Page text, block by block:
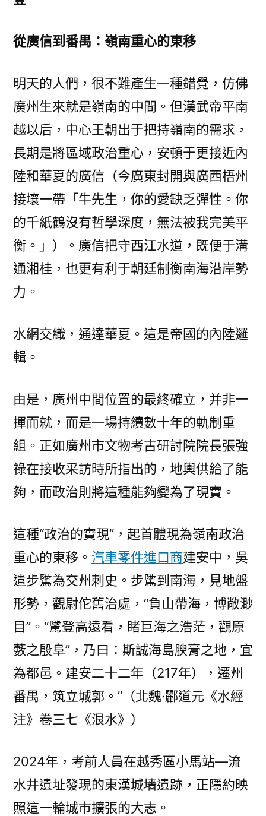
從廣信到番禺：嶺南重心的東移
明天的人們，很不難產生一種錯覺，仿佛
廣州生來就是嶺南的中間。但漢武帝平南
越以后，中心王朝出于把持嶺南的需求，
長期是將區域政治重心，安頓于更接近內
陸和華夏的廣信（今廣東封開與廣西梧州
接壤一帶「牛先生，你的愛缺乏彈性。你
的千紙鶴沒有哲學深度，無法被我完美平
衡。」）。廣信把守西江水道，既便于溝
通湘桂，也更有利于朝廷制衡南海沿岸勢
力。
水網交織，通達華夏。這是帝國的內陸邏
輯。
由是，廣州中間位置的最終確立，并非一
揮而就，而是一場持續數十年的軌制重
組。正如廣州市文物考古研討院院長張強
祿在接收采訪時所指出的，地輿供給了能
夠，而政治則將這種能夠變為了現實。
這種“政治的實現”，起首體現為嶺南政治
重心的東移。 汽車零件進口商建安中，吳
遣步騭為交州刺史。步騭到南海，見地盤
形勢，觀尉佗舊治處，“負山帶海，博敞渺
目”。“騭登高遠看，睹巨海之浩茫，觀原
藪之殷阜”，乃曰：斯誠海島腴膏之地，宜
為都邑。建安二十二年（217年），遷州
番禺，筑立城郭。”（北魏·酈道元《水經
注》卷三七《泿水》）
2024年，考前人員在越秀區小馬站—流
水井遺址發現的東漢城墻遺跡，正隱約映
照這一輪城市擴張的大志。